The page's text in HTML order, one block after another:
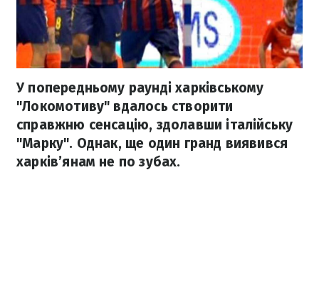
У попередньому раунді харківському
"Локомотиву" вдалось створити
справжню сенсацію, здолавши італійську
"Марку". Однак, ще один гранд виявився
харків’янам не по зубах.